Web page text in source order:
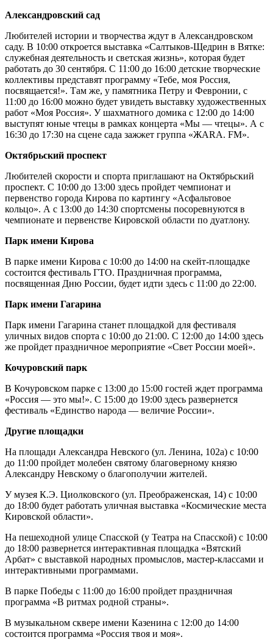
Александровский сад
Любителей истории и творчества ждут в Александровском
саду. В 10:00 откроется выставка «Салтыков-Щедрин в Вятке:
служебная деятельность и светская жизнь», которая будет
работать до 30 сентября. С 11:00 до 16:00 детские творческие
коллективы представят программу «Тебе, моя Россия,
посвящается!». Там же, у памятника Петру и Февронии, с
11:00 до 16:00 можно будет увидеть выставку художественных
работ «Моя Россия». У шахматного домика с 12:00 до 14:00
выступят юные чтецы в рамках концерта «Мы — чтецы». А с
16:30 до 17:30 на сцене сада зажжет группа «ЖARA. FM».
Октябрьский проспект
Любителей скорости и спорта приглашают на Октябрьский
проспект. С 10:00 до 13:00 здесь пройдет чемпионат и
первенство города Кирова по картингу «Асфальтовое
кольцо». А с 13:00 до 14:30 спортсмены посоревнуются в
чемпионате и первенстве Кировской области по дуатлону.
Парк имени Кирова
В парке имени Кирова с 10:00 до 14:00 на скейт-площадке
состоится фестиваль ГТО. Праздничная программа,
посвященная Дню России, будет идти здесь с 11:00 до 22:00.
Парк имени Гагарина
Парк имени Гагарина станет площадкой для фестиваля
уличных видов спорта с 10:00 до 21:00. С 12:00 до 14:00 здесь
же пройдет праздничное мероприятие «Свет России моей».
Кочуровский парк
В Кочуровском парке с 13:00 до 15:00 гостей ждет программа
«Россия — это мы!». С 15:00 до 19:00 здесь развернется
фестиваль «Единство народа — величие России».
Другие площадки
На площади Александра Невского (ул. Ленина, 102а) с 10:00
до 11:00 пройдет молебен святому благоверному князю
Александру Невскому о благополучии жителей.
У музея К.Э. Циолковского (ул. Преображенская, 14) с 10:00
до 18:00 будет работать уличная выставка «Космические места
Кировской области».
На пешеходной улице Спасской (у Театра на Спасской) с 10:00
до 18:00 развернется интерактивная площадка «Вятский
Арбат» с выставкой народных промыслов, мастер-классами и
интерактивными программами.
В парке Победы с 11:00 до 16:00 пройдет праздничная
программа «В ритмах родной страны».
В музыкальном сквере имени Казенина с 12:00 до 14:00
состоится программа «Россия твоя и моя».